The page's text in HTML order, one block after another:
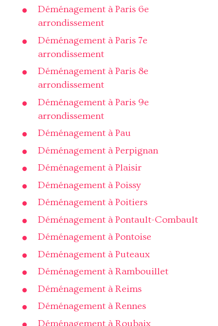
Déménagement à Paris 6e
arrondissement
Déménagement à Paris 7e
arrondissement
Déménagement à Paris 8e
arrondissement
Déménagement à Paris 9e
arrondissement
Déménagement à Pau
Déménagement à Perpignan
Déménagement à Plaisir
Déménagement à Poissy
Déménagement à Poitiers
Déménagement à Pontault-Combault
Déménagement à Pontoise
Déménagement à Puteaux
Déménagement à Rambouillet
Déménagement à Reims
Déménagement à Rennes
Déménagement à Roubaix